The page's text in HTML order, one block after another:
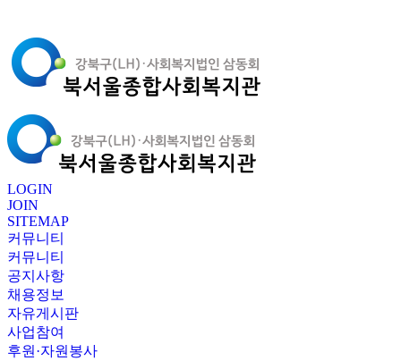
LOGIN
JOIN
SITEMAP
커뮤니티
커뮤니티
공지사항
채용정보
자유게시판
사업참여
후원·자원봉사